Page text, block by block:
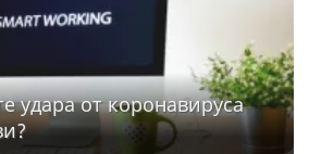
удара от коронавируса